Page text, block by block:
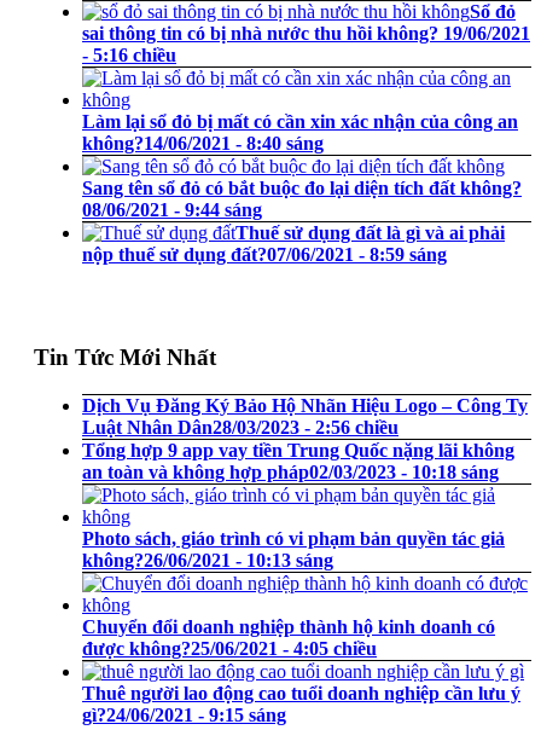
Sổ đỏ
sai thông tin có bị nhà nước thu hồi không? 19/06/2021
- 5:16 chiều
Làm lại sổ đỏ bị mất có cần xin xác nhận của công an
không?14/06/2021 - 8:40 sáng
Sang tên sổ đỏ có bắt buộc đo lại diện tích đất không?
08/06/2021 - 9:44 sáng
Thuế sử dụng đất là gì và ai phải
nộp thuế sử dụng đất?07/06/2021 - 8:59 sáng
Tin Tức Mới Nhất
Dịch Vụ Đăng Ký Bảo Hộ Nhãn Hiệu Logo – Công Ty
Luật Nhân Dân28/03/2023 - 2:56 chiều
Tổng hợp 9 app vay tiền Trung Quốc nặng lãi không
an toàn và không hợp pháp02/03/2023 - 10:18 sáng
Photo sách, giáo trình có vi phạm bản quyền tác giả
không?26/06/2021 - 10:13 sáng
Chuyển đổi doanh nghiệp thành hộ kinh doanh có
được không?25/06/2021 - 4:05 chiều
Thuê người lao động cao tuổi doanh nghiệp cần lưu ý
gì?24/06/2021 - 9:15 sáng